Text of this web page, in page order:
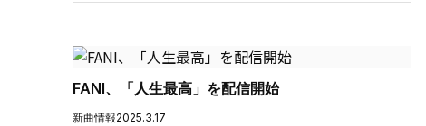
FANI、「人生最高」を配信開始
新曲情報2025.3.17